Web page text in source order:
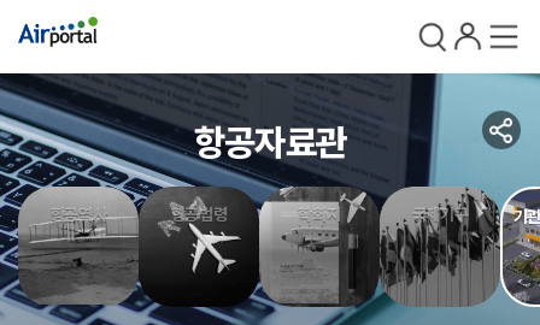
검색 로그인전체메
공
유
항공자료관
항공역사 항공법령 학회지 국제기구 기